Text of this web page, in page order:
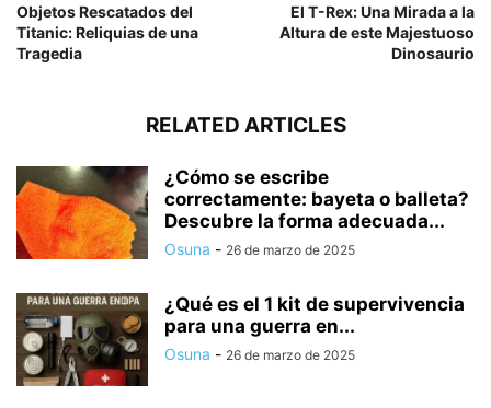
Objetos Rescatados del
Titanic: Reliquias de una
Tragedia
El T-Rex: Una Mirada a la
Altura de este Majestuoso
Dinosaurio
RELATED ARTICLES
¿Cómo se escribe
correctamente: bayeta o balleta?
Descubre la forma adecuada...
Osuna - 26 de marzo de 2025
¿Qué es el 1 kit de supervivencia
para una guerra en...
Osuna - 26 de marzo de 2025